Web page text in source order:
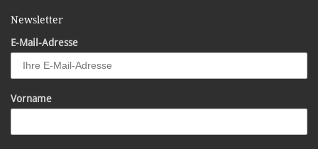
Newsletter
E-Mail-Adresse
Vorname